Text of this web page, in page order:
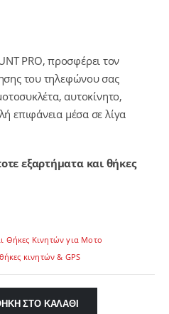
PRO, προσφέρει τον
του τηλεφώνου σας
αυτοκίνητο,
επιφάνεια μέσα σε λίγα
εξαρτήματα και θήκες
Θήκες Κινητών για Μοτο
κινητών & GPS
ΣΤΟ ΚΑΛΆΘΙ